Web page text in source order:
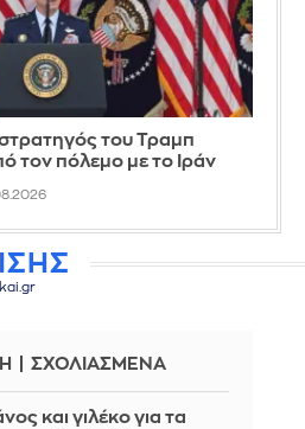
του Τραμπ
τον πόλεμο με το Ιράν
ΣΧΟΛΙΑΣΜΕΝΑ
και γιλέκο για τα